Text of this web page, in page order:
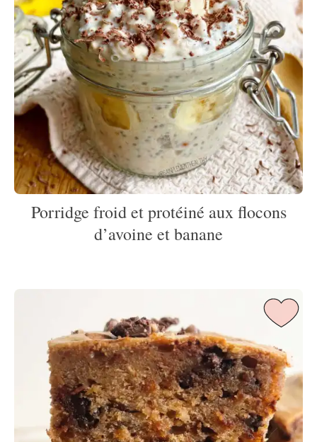
Porridge froid et protéiné aux flocons
d’avoine et banane